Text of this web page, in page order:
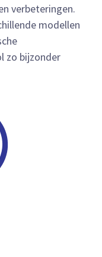
verbeteringen.
modellen
zo bijzonder